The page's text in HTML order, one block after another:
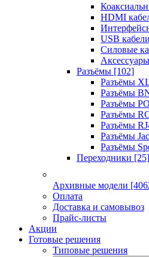
HDMI
USB
Силовые
Аксессуары
Разъёмы [102]
Разъёмы
Разъёмы
Разъёмы
Разъёмы
Разъёмы
Разъёмы
Разъёмы
Переходники [25]
Архивные модели
Оплата
Доставка и самовывоз
Прайс-листы
Акции
Готовые решения
Типовые решения